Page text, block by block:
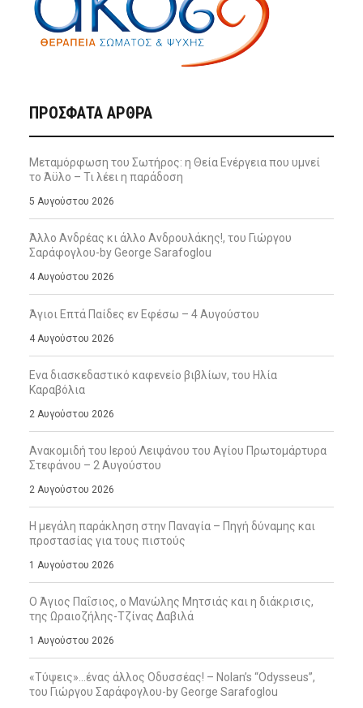
ΠΡΌΣΦΑΤΑ ΆΡΘΡΑ
Μεταμόρφωση του Σωτήρος: η Θεία Ενέργεια που υμνεί
το Άϋλο – Τι λέει η παράδοση
5 Αυγούστου 2026
Άλλο Ανδρέας κι άλλο Ανδρουλάκης!, του Γιώργου
Σαράφογλου-by George Sarafoglou
4 Αυγούστου 2026
Άγιοι Επτά Παίδες εν Εφέσω – 4 Αυγούστου
4 Αυγούστου 2026
Ενα διασκεδαστικό καφενείο βιβλίων, του Ηλία
Καραβόλια
2 Αυγούστου 2026
Ανακομιδή του Ιερού Λειψάνου του Αγίου Πρωτομάρτυρα
Στεφάνου – 2 Αυγούστου
2 Αυγούστου 2026
Η μεγάλη παράκληση στην Παναγία – Πηγή δύναμης και
προστασίας για τους πιστούς
1 Αυγούστου 2026
Ο Άγιος Παΐσιος, ο Μανώλης Μητσιάς και η διάκρισις,
της Ωραιοζήλης-Τζίνας Δαβιλά
1 Αυγούστου 2026
«Τύψεις»…ένας άλλος Οδυσσέας! – Nolan’s “Odysseus”,
του Γιώργου Σαράφογλου-by George Sarafoglou